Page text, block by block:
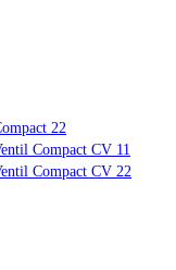
22
Compact CV 11
Compact CV 22